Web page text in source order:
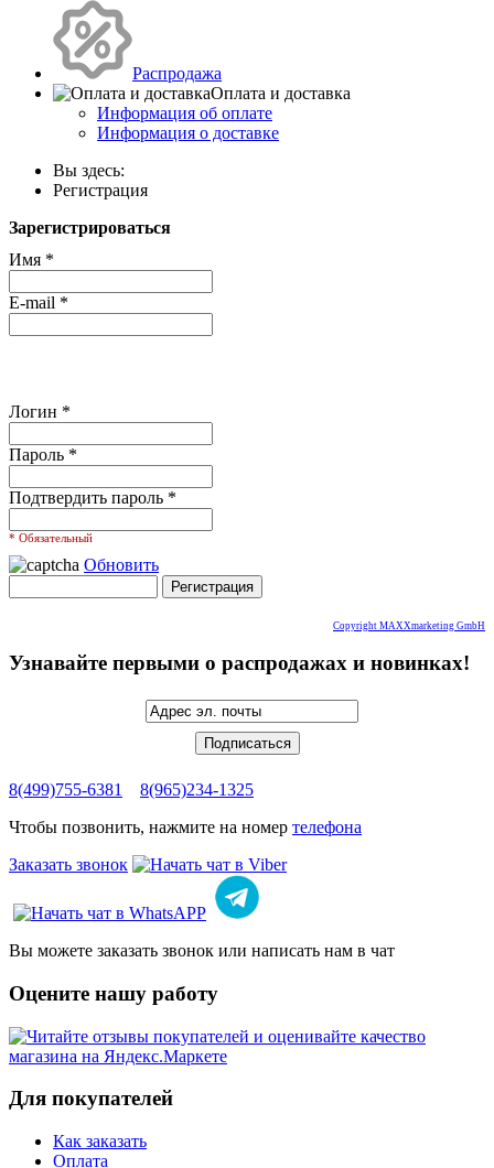
Распродажа
Оплата и доставка
Информация об оплате
Информация о доставке
Вы здесь:
Регистрация
Зарегистрироваться
Имя *
E-mail *
Логин *
Пароль *
Подтвердить пароль *
* Обязательный
Обновить
Copyright MAXXmarketing GmbH
Узнавайте первыми о распродажах и новинках!
8(499)755-6381
8(965)234-1325
Чтобы позвонить, нажмите на номер телефона
Заказать звонок
Вы можете заказать звонок или написать нам в чат
Оцените нашу работу
Для покупателей
Как заказать
Оплата